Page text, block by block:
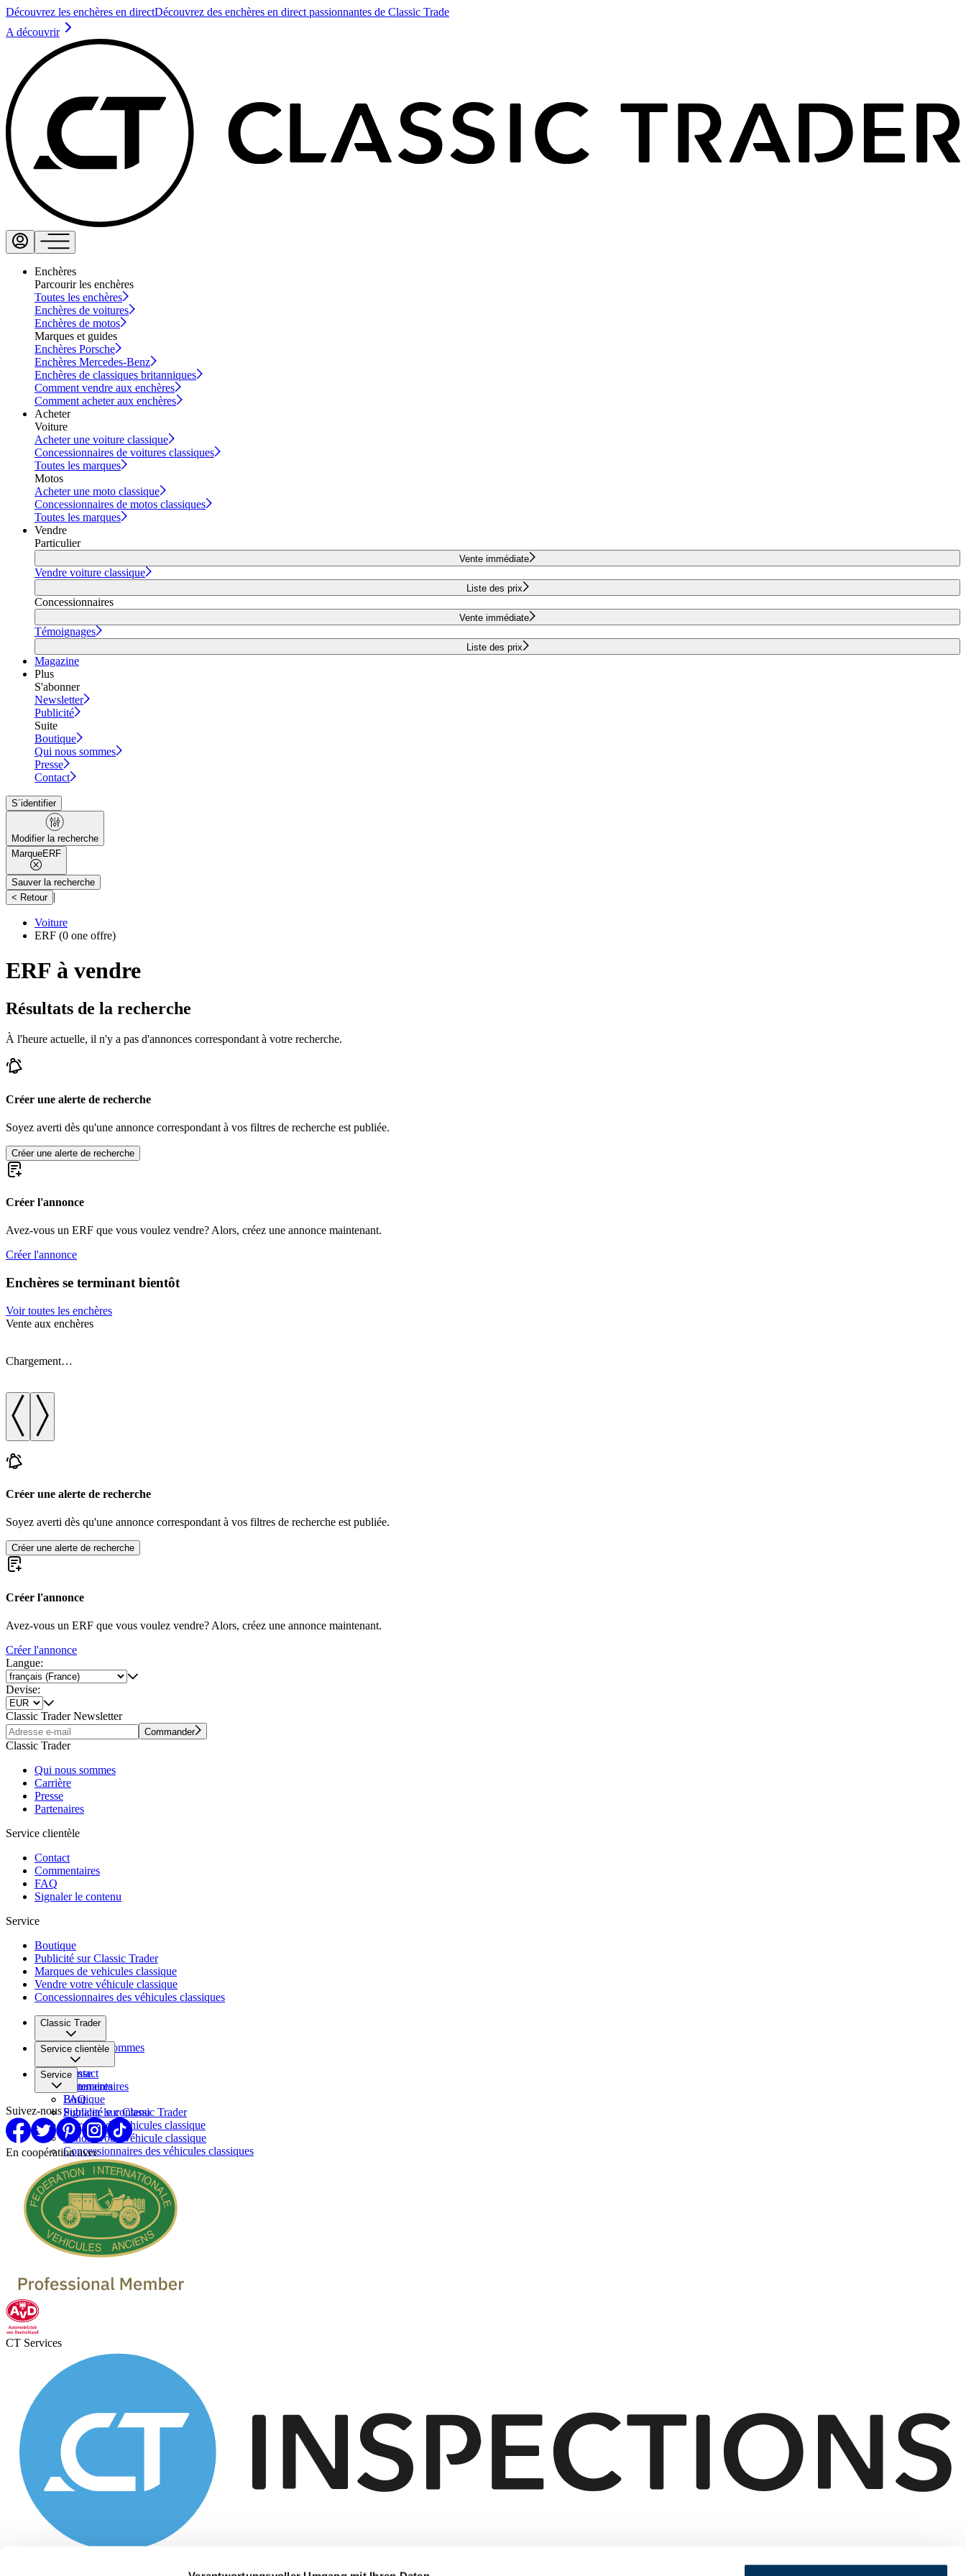
Découvrez les enchères en directDécouvrez des enchères en direct passionnantes de Classic Trade
A découvrir
Enchères
Parcourir les enchères
Toutes les enchères
Enchères de voitures
Enchères de motos
Marques et guides
Enchères Porsche
Enchères Mercedes-Benz
Enchères de classiques britanniques
Comment vendre aux enchères
Comment acheter aux enchères
Acheter
Voiture
Acheter une voiture classique
Concessionnaires de voitures classiques
Toutes les marques
Motos
Acheter une moto classique
Concessionnaires de motos classiques
Toutes les marques
Vendre
Particulier
Vente immédiate
Vendre voiture classique
Liste des prix
Concessionnaires
Vente immédiate
Témoignages
Liste des prix
Magazine
Plus
S'abonner
Newsletter
Publicité
Suite
Boutique
Qui nous sommes
Presse
Contact
S´identifier
Modifier la recherche
MarqueERF
Sauver la recherche
< Retour |
Voiture
ERF (0 one offre)
ERF à vendre
Résultats de la recherche
À l'heure actuelle, il n'y a pas d'annonces correspondant à votre recherche.
Créer une alerte de recherche
Soyez averti dès qu'une annonce correspondant à vos filtres de recherche est publiée.
Créer une alerte de recherche
Créer l'annonce
Avez-vous un ERF que vous voulez vendre? Alors, créez une annonce maintenant.
Créer l'annonce
Enchères se terminant bientôt
Voir toutes les enchères
Vente aux enchères
Chargement…
Créer une alerte de recherche
Soyez averti dès qu'une annonce correspondant à vos filtres de recherche est publiée.
Créer une alerte de recherche
Créer l'annonce
Avez-vous un ERF que vous voulez vendre? Alors, créez une annonce maintenant.
Créer l'annonce
Langue:
Devise:
Classic Trader Newsletter
Commander
Classic Trader
Qui nous sommes
Carrière
Presse
Partenaires
Service clientèle
Contact
Commentaires
FAQ
Signaler le contenu
Service
Boutique
Publicité sur Classic Trader
Marques de vehicules classique
Vendre votre véhicule classique
Concessionnaires des véhicules classiques
Classic Trader
Qui nous sommes
Carrière
Presse
Partenaires
Service clientèle
Contact
Commentaires
FAQ
Signaler le contenu
Service
Boutique
Publicité sur Classic Trader
Marques de vehicules classique
Vendre votre véhicule classique
Concessionnaires des véhicules classiques
Suivez-nous
En coopération avec
CT Services